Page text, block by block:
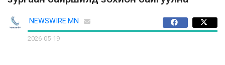
NEWSWIRE.MN
2026-05-19